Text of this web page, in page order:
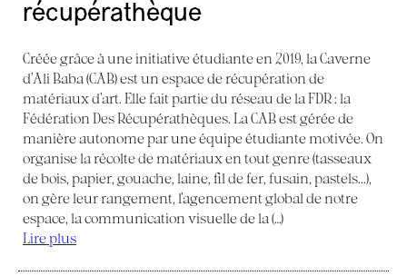
récupérathèque
Créée grâce à une initiative étudiante en 2019, la Caverne
d’Ali Baba (CAB) est un espace de récupération de
matériaux d’art. Elle fait partie du réseau de la FDR : la
Fédération Des Récupérathèques. La CAB est gérée de
manière autonome par une équipe étudiante motivée. On
organise la récolte de matériaux en tout genre (tasseaux
de bois, papier, gouache, laine, fil de fer, fusain, pastels...),
on gère leur rangement, l’agencement global de notre
espace, la communication visuelle de la (…)
Lire plus